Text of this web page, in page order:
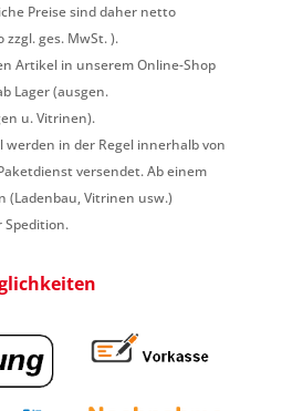
Preise sind daher netto
ges. MwSt. ).
Artikel in unserem Online-Shop
Lager (ausgen.
u. Vitrinen).
werden in der Regel innerhalb von
versendet. Ab einem
(Ladenbau, Vitrinen usw.)
Spedition.